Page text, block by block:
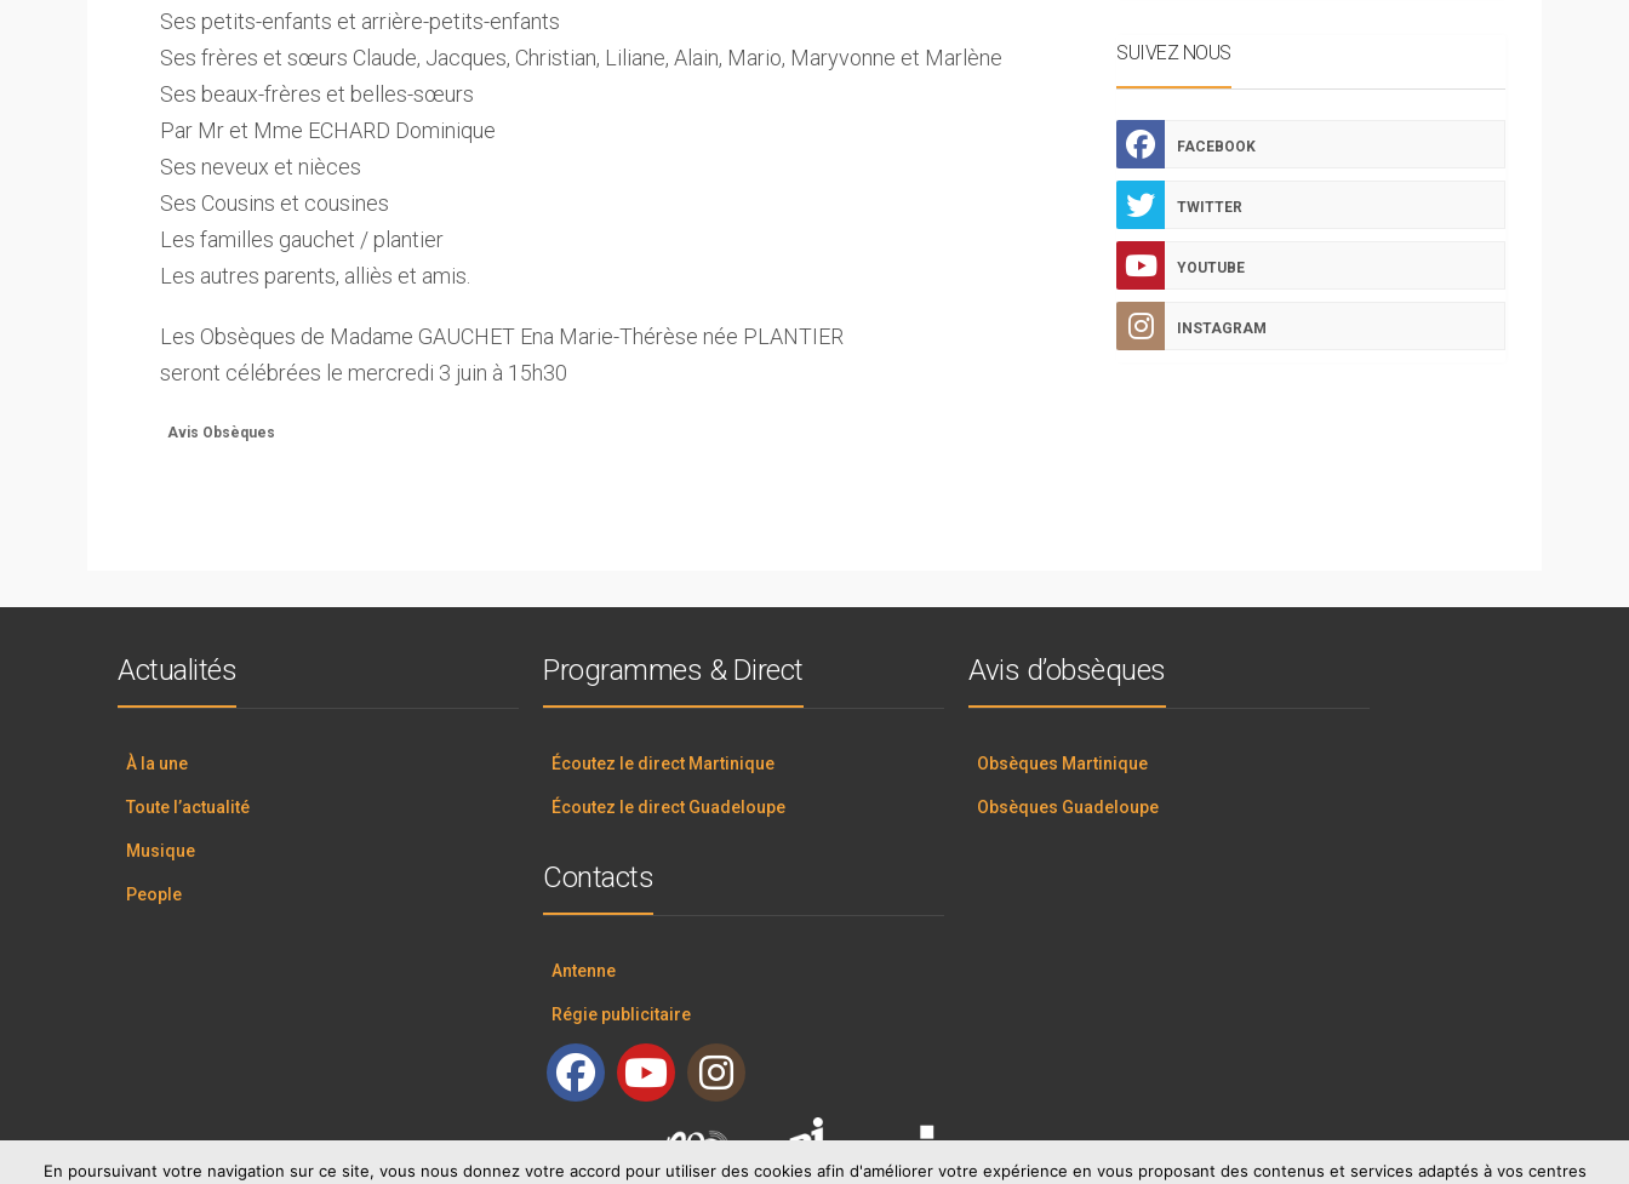
Ses petits-enfants et arrière-petits-enfants
Ses frères et sœurs Claude, Jacques, Christian, Liliane, Alain, Mario, Maryvonne et Marlène
Ses beaux-frères et belles-sœurs
Par Mr et Mme ECHARD Dominique
Ses neveux et nièces
Ses Cousins et cousines
Les familles gauchet / plantier
Les autres parents, alliès et amis.
Les Obsèques de Madame GAUCHET Ena Marie-Thérèse née PLANTIER
seront célébrées le mercredi 3 juin à 15h30
Avis Obsèques
SUIVEZ NOUS
FACEBOOK
TWITTER
YOUTUBE
INSTAGRAM
Actualités
À la une
Toute l’actualité
Musique
People
Programmes & Direct
Écoutez le direct Martinique
Écoutez le direct Guadeloupe
Avis d’obsèques
Obsèques Martinique
Obsèques Guadeloupe
Contacts
Antenne
Régie publicitaire
En poursuivant votre navigation sur ce site, vous nous donnez votre accord pour utiliser des cookies afin d'améliorer votre expérience en vous proposant des contenus et services adaptés à vos centres